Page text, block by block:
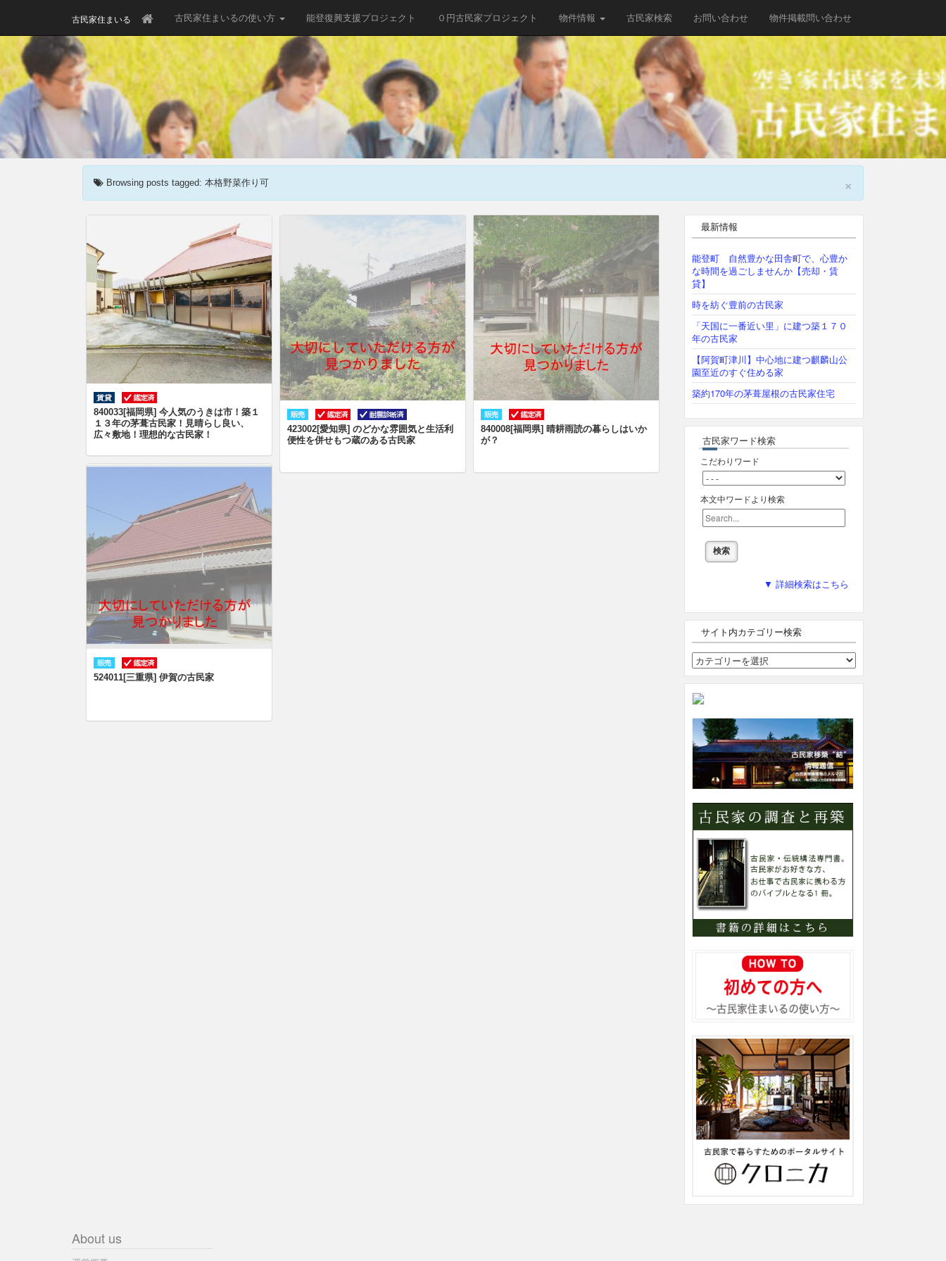
古民家住まいる 古民家住まいるの使い方 能登復興支援プロジェクト ０円古民家プロジェクト 物件情報 古民家検索 お問い合わせ 物件掲載問い合わせ
×
Browsing posts tagged: 本格野菜作り可
840033[福岡県] 今人気のうきは市！築１
１３年の茅葺古民家！見晴らし良い、
広々敷地！理想的な古民家！
423002[愛知県] のどかな雰囲気と生活利
便性を併せもつ蔵のある古民家
840008[福岡県] 晴耕雨読の暮らしはいか
が？
524011[三重県] 伊賀の古民家
最新情報
能登町 自然豊かな田舎町で、心豊か
な時間を過ごしませんか【売却・賃
貸】
時を紡ぐ豊前の古民家
「天国に一番近い里」に建つ築１７０
年の古民家
【阿賀町津川】中心地に建つ麒麟山公
園至近のすぐ住める家
築約170年の茅葺屋根の古民家住宅
古民家ワード検索
こだわりワード
本文中ワードより検索
▼ 詳細検索はこちら
サイト内カテゴリー検索
サ
イ
ト
内
カ
テ
ゴ
リ
ー
検
About us